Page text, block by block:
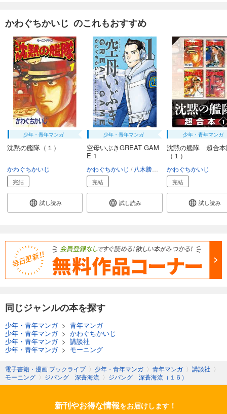
かわぐちかいじ のこれもおすすめ
少年・青年マンガ
沈黙の艦隊（１）
かわぐちかいじ
完結
試し読み
少年・青年マンガ
空母いぶきGREAT GAM
E 1
かわぐちかいじ 八木勝大 潮匡人 惠谷治
完結
試し読み
少年・青年マンガ
沈黙の艦隊 超合本
（１）
かわぐちかいじ
完結
試し読み
同じジャンルの本を探す
少年・青年マンガ> 青年マンガ
少年・青年マンガ> かわぐちかいじ
少年・青年マンガ> 講談社
少年・青年マンガ> モーニング
電子書籍・漫画 ブックライブ 〉 少年・青年マンガ 〉 青年マンガ 〉 講談社 〉
モーニング 〉 ジパング 深蒼海流 〉 ジパング 深蒼海流（１６）
新刊やお得な情報をお届けします！